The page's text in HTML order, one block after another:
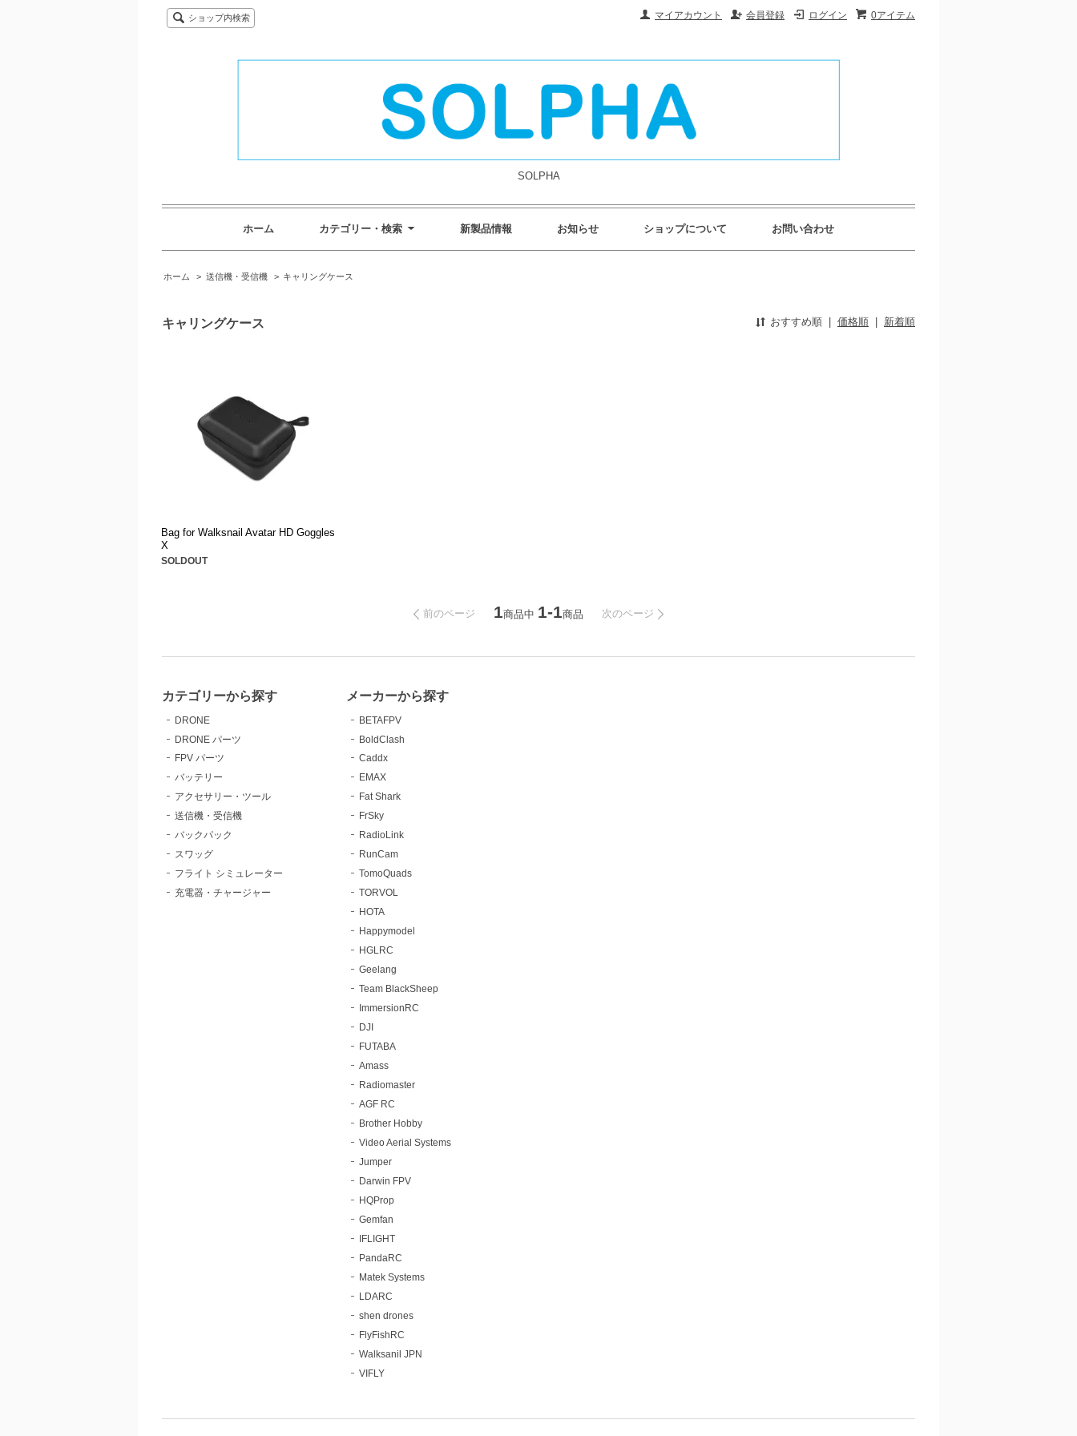
0アイテム
ログイン
会員登録
マイアカウント
ショップ内検索
SOLPHA
ホーム カテゴリー・検索 新製品情報 お知らせ ショップについて お問い合わせ
ホーム > 送信機・受信機 > キャリングケース
キャリングケース おすすめ順 価格順 新着順
Bag for Walksnail Avatar HD Goggles
X
SOLDOUT
前のページ 1商品中 1-1商品 次のページ
カテゴリーから探す
DRONE
DRONE パーツ
FPV パーツ
バッテリー
アクセサリー・ツール
送信機・受信機
バックパック
スワッグ
フライト シミュレーター
充電器・チャージャー
メーカーから探す
BETAFPV
BoldClash
Caddx
EMAX
Fat Shark
FrSky
RadioLink
RunCam
TomoQuads
TORVOL
HOTA
Happymodel
HGLRC
Geelang
Team BlackSheep
ImmersionRC
DJI
FUTABA
Amass
Radiomaster
AGF RC
Brother Hobby
Video Aerial Systems
Jumper
Darwin FPV
HQProp
Gemfan
IFLIGHT
PandaRC
Matek Systems
LDARC
shen drones
FlyFishRC
Walksanil JPN
VIFLY